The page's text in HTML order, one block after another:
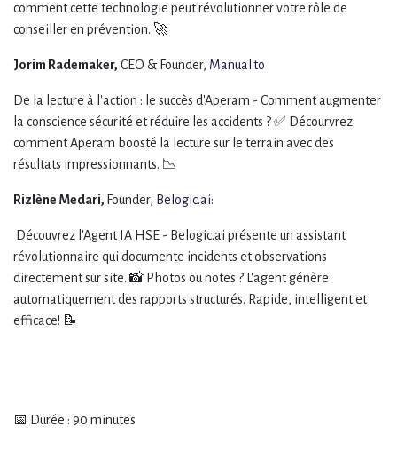
comment cette technologie peut révolutionner votre rôle de
conseiller en prévention. 🚀
Jorim Rademaker, CEO & Founder, Manual.to
De la lecture à l'action : le succès d'Aperam - Comment augmenter
la conscience sécurité et réduire les accidents ? ✅ Décourvrez
comment Aperam boosté la lecture sur le terrain avec des
résultats impressionnants. 📉
Rizlène Medari, Founder, Belogic.ai:
Découvrez l'Agent IA HSE - Belogic.ai présente un assistant
révolutionnaire qui documente incidents et observations
directement sur site. 📸 Photos ou notes ? L'agent génère
automatiquement des rapports structurés. Rapide, intelligent et
efficace! 📝
📅 Durée : 90 minutes